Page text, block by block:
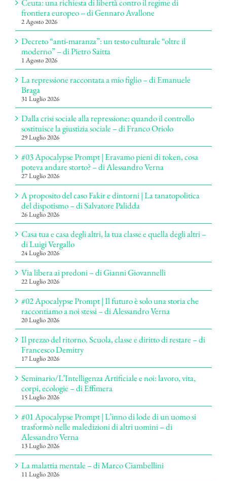
Ceuta: una richiesta di libertà contro il regime di
frontiera europeo – di Gennaro Avallone
2 Agosto 2026
Decreto “anti-maranza”: un testo culturale “oltre il
moderno” – di Pietro Saitta
1 Agosto 2026
La repressione raccontata a mio figlio – di Emanuele
Braga
31 Luglio 2026
Dalla crisi sociale alla repressione: quando il controllo
sostituisce la giustizia sociale – di Franco Oriolo
29 Luglio 2026
#03 Apocalypse Prompt | Eravamo pieni di token, cosa
poteva andare storto? – di Alessandro Verna
27 Luglio 2026
A proposito del caso Fakir e dintorni | La tanatopolitica
del dispotismo – di Salvatore Palidda
26 Luglio 2026
Casa tua e casa degli altri, la tua classe e quella degli altri –
di Luigi Vergallo
24 Luglio 2026
Via libera ai predoni – di Gianni Giovannelli
22 Luglio 2026
#02 Apocalypse Prompt | Il futuro è solo una storia che
raccontiamo a noi stessi – di Alessandro Verna
20 Luglio 2026
Il prezzo del ritorno. Scuola, classe e diritto di restare – di
Francesco Demitry
17 Luglio 2026
Seminario/L’Intelligenza Artificiale e noi: lavoro, vita,
corpi, ecologie – di Effimera
15 Luglio 2026
#01 Apocalypse Prompt | L’inno di lode di un uomo si
trasformò nelle maledizioni di altri uomini – di
Alessandro Verna
13 Luglio 2026
La malattia mentale – di Marco Ciambellini
11 Luglio 2026